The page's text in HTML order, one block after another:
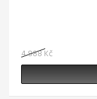
4 888 Kč